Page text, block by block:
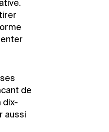
de
dix-
aussi